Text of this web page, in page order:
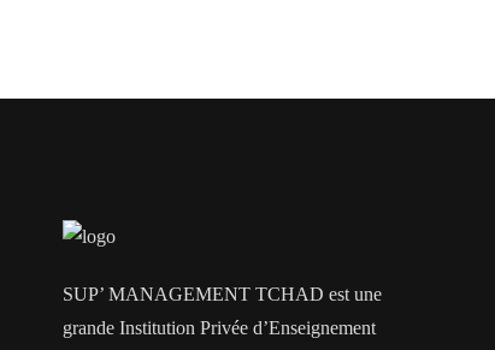
SUP’ MANAGEMENT TCHAD est une
grande Institution Privée d’Enseignement